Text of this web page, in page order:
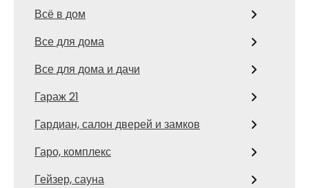
Всё в дом
Все для дома
Все для дома и дачи
Гараж 21
Гардиан, салон дверей и замков
Гаро, комплекс
Гейзер, сауна